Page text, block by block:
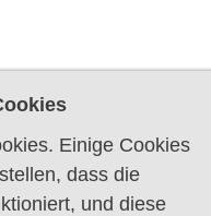
Einige Cookies
dass die
und diese